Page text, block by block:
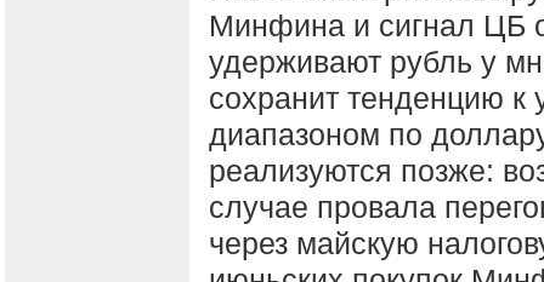
Минфина и сигнал ЦБ о
удерживают рубль у
сохранит тенденцию
диапазоном по
реализуются позже:
случае провала
через майскую